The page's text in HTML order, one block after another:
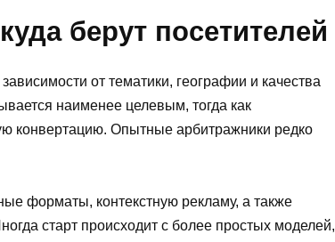
берут посетителей
от тематики, географии и качества
наименее целевым, тогда как
конвертацию. Опытные арбитражники редко
форматы, контекстную рекламу, а также
старт происходит с более простых моделей,